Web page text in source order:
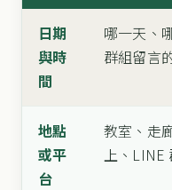
日期
與時
間
哪一天、
群組留言
地點
或平
台
教室、走
上、LINE